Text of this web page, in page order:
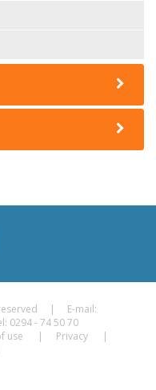
reserved | E-mail:
- 74 50 70
use
Privacy